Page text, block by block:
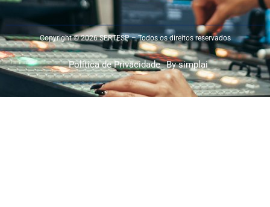
Copyright © 2026 SERTESP – Todos os direitos reservados
Política de Privacidade By simplai